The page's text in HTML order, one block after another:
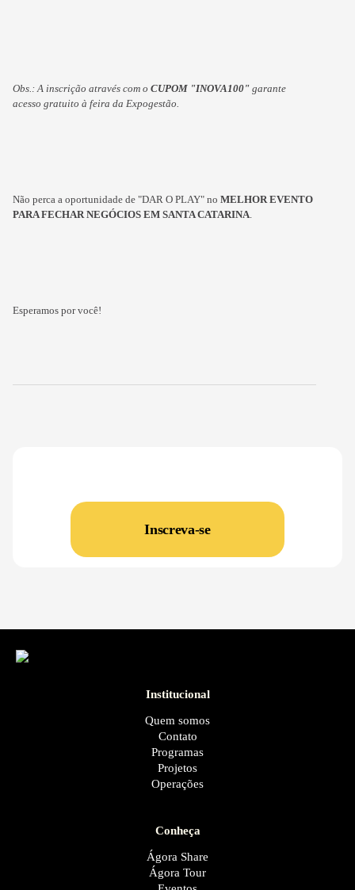
Obs.: A inscrição através com o CUPOM "INOVA100"garante
acesso gratuito à feira da Expogestão.
Não perca a oportunidade de "DAR O PLAY" no MELHOR EVENTO
PARA FECHAR NEGÓCIOS EM SANTA CATARINA.
Esperamos por você!
Inscreva-se
Institucional
Quem somos
Contato
Programas
Projetos
Operações
Conheça
Ágora Share
Ágora Tour